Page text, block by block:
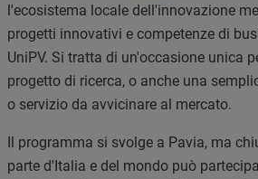
l'ecosistema locale dell'innovazione
progetti innovativi e competenze di
UniPV. Si tratta di un'occasione unica
progetto di ricerca, o anche una
o servizio da avvicinare al mercato.
Il programma si svolge a Pavia, ma
parte d'Italia e del mondo può